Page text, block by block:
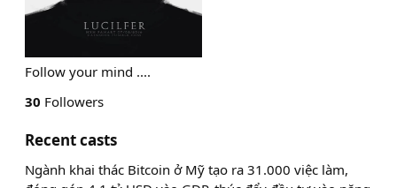
Follow your mind ....
30 Followers
Recent casts
Ngành khai thác Bitcoin ở Mỹ tạo ra 31.000 việc làm,